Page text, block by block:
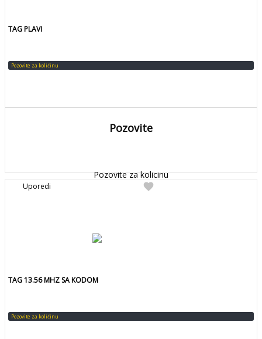
TAG PLAVI
Pozovite za količinu
Pozovite
Pozovite za kolicinu
favorite
Uporedi
TAG 13.56 MHZ SA KODOM
Pozovite za količinu